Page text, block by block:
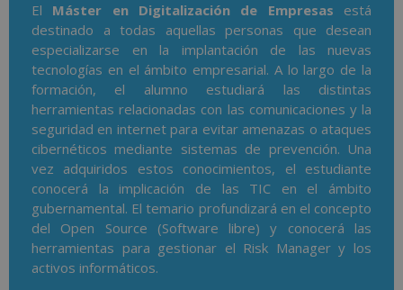
El Máster en Digitalización de Empresas está
destinado a todas aquellas personas que desean
especializarse en la implantación de las nuevas
tecnologías en el ámbito empresarial. A lo largo de la
formación, el alumno estudiará las distintas
herramientas relacionadas con las comunicaciones y la
seguridad en internet para evitar amenazas o ataques
cibernéticos mediante sistemas de prevención. Una
vez adquiridos estos conocimientos, el estudiante
conocerá la implicación de las TIC en el ámbito
gubernamental. El temario profundizará en el concepto
del Open Source (Software libre) y conocerá las
herramientas para gestionar el Risk Manager y los
activos informáticos.